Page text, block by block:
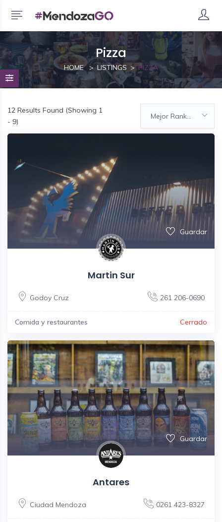
Pizza
HOME LISTINGS PIZZA
12 Results Found (Showing 1
- 9)
Mejor Rankeados
Guardar
Martin Sur
Godoy Cruz 261 206-0690
Comida y restaurantes Cerrado
Guardar
Antares
Ciudad Mendoza 0261 423-8327